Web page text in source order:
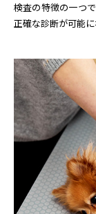
検査の特徴の一つ
正確な診断が可能に